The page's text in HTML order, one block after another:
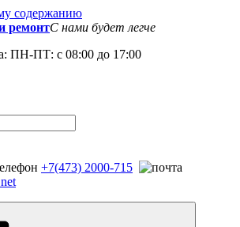
содержанию
ремонтС нами будет легче
ПН-ПТ: с 08:00 до 17:00
+7(473) 2000-715